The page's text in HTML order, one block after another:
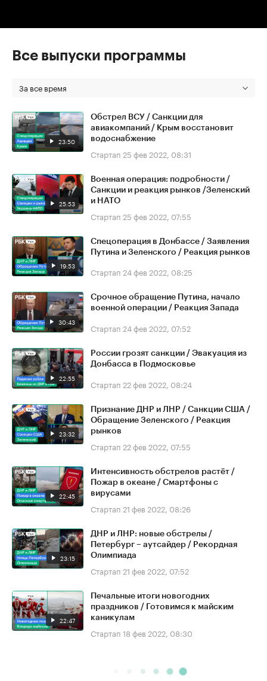
Все выпуски программы
За все время
23:50
Обстрел ВСУ / Санкции для
авиакомпаний / Крым восстановит
водоснабжение
Стартап 25 фев 2022, 08:31
25:53
Военная операция: подробности /
Санкции и реакция рынков /Зеленский
и НАТО
Стартап 25 фев 2022, 07:55
19:53
Спецоперация в Донбассе / Заявления
Путина и Зеленского / Реакция рынков
Стартап 24 фев 2022, 08:25
30:43
Срочное обращение Путина, начало
военной операции / Реакция Запада
Стартап 24 фев 2022, 07:52
22:55
России грозят санкции / Эвакуация из
Донбасса в Подмосковье
Стартап 22 фев 2022, 08:24
23:32
Признание ДНР и ЛНР / Санкции США /
Обращение Зеленского / Реакция
рынков
Стартап 22 фев 2022, 07:55
22:45
Интенсивность обстрелов растёт /
Пожар в океане / Смартфоны с
вирусами
Стартап 21 фев 2022, 08:26
23:15
ДНР и ЛНР: новые обстрелы /
Петербург – аутсайдер / Рекордная
Олимпиада
Стартап 21 фев 2022, 07:52
22:47
Печальные итоги новогодних
праздников / Готовимся к майским
каникулам
Стартап 18 фев 2022, 08:30